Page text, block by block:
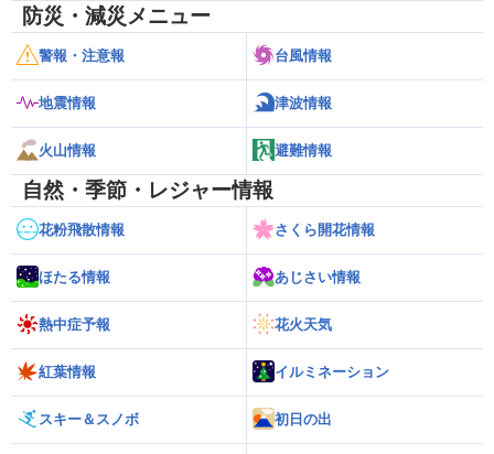
防災・減災メニュー
警報・注意報 台風情報
地震情報 津波情報
火山情報 避難情報
自然・季節・レジャー情報
花粉飛散情報 さくら開花情報
ほたる情報 あじさい情報
熱中症予報 花火天気
紅葉情報 イルミネーション
スキー＆スノボ 初日の出